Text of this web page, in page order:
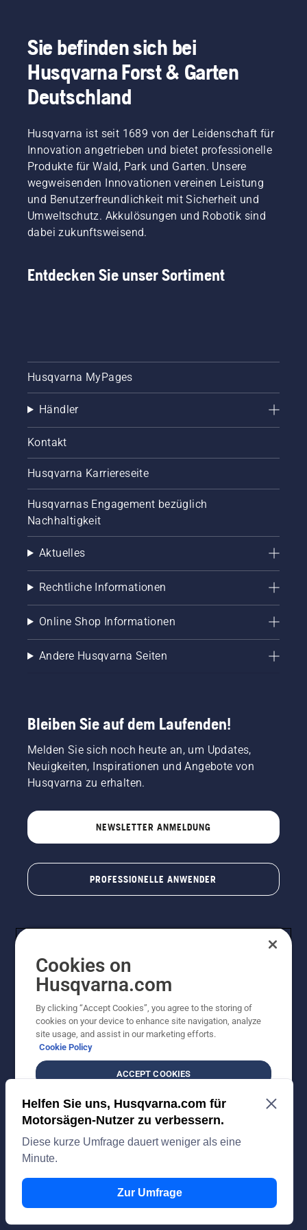
Bedarf
einen
Schraubenzieher.
reduziert.
Sie befinden sich bei
Husqvarna Forst & Garten
Deutschland
Husqvarna ist seit 1689 von der Leidenschaft für
Innovation angetrieben und bietet professionelle
Produkte für Wald, Park und Garten. Unsere
wegweisenden Innovationen vereinen Leistung
und Benutzerfreundlichkeit mit Sicherheit und
Umweltschutz. Akkulösungen und Robotik sind
dabei zukunftsweisend.
Entdecken Sie unser Sortiment
Husqvarna MyPages
Händler
Kontakt
Husqvarna Karriereseite
Husqvarnas Engagement bezüglich
Nachhaltigkeit
Aktuelles
Rechtliche Informationen
Online Shop Informationen
Andere Husqvarna Seiten
Bleiben Sie auf dem Laufenden!
Melden Sie sich noch heute an, um Updates,
Neuigkeiten, Inspirationen und Angebote von
Husqvarna zu erhalten.
NEWSLETTER ANMELDUNG
PROFESSIONELLE ANWENDER
© Husqvarna AB (publ). Alle Rechte vorbehalten. Bei
den Preisangaben handelt es sich um unverbindliche
Preisempfehlungen in Euro inkl. der gesetzlichen
Preisempfehlungen (inkl. MwSt), es sei denn sie sind für
Cookie-RichtlinieNutzungsbedingungenDatenschutzerklärung
ImpressumVermutete Verstöße melden
Cookies on
Husqvarna.com
By clicking “Accept Cookies”, you agree to the storing of
cookies on your device to enhance site navigation, analyze
site usage, and assist in our marketing efforts.
Cookie Policy
ACCEPT COOKIES
DO NOT SELL OR SHARE MY PERSONAL
INFORMATION